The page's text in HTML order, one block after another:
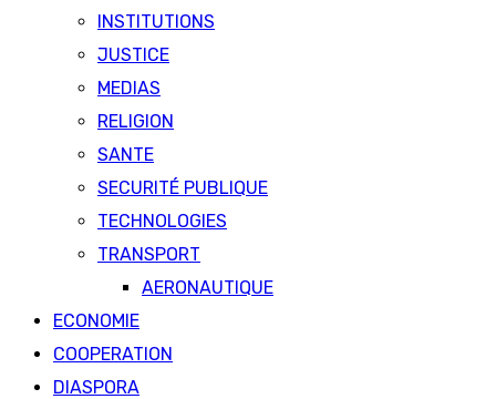
INSTITUTIONS
JUSTICE
MEDIAS
RELIGION
SANTE
SECURITÉ PUBLIQUE
TECHNOLOGIES
TRANSPORT
AERONAUTIQUE
ECONOMIE
COOPERATION
DIASPORA